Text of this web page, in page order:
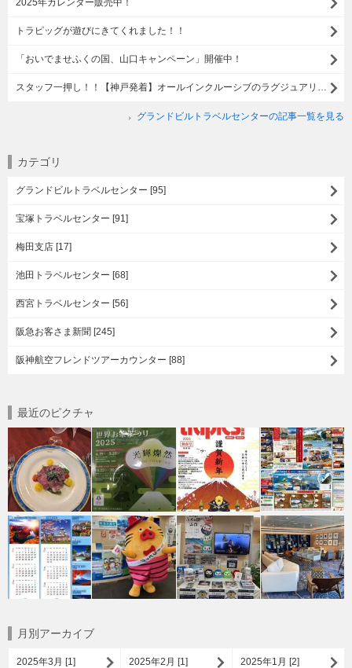
2025年カレンダー販売中！
トラピッグが遊びにきてくれました！！
「おいでませふくの国、山口キャンペーン」開催中！
スタッフ一押し！！【神戸発着】オールインクルーシブのラグジュアリー船＜＜バイキングエデン＞＞の旅
グランドビルトラベルセンターの記事一覧を見る
カテゴリ
グランドビルトラベルセンター [95]
宝塚トラベルセンター [91]
梅田支店 [17]
池田トラベルセンター [68]
西宮トラベルセンター [56]
阪急お客さま新聞 [245]
阪神航空フレンドツアーカウンター [88]
最近のピクチャ
月別アーカイブ
2025年3月 [1] 2025年2月 [1] 2025年1月 [2]